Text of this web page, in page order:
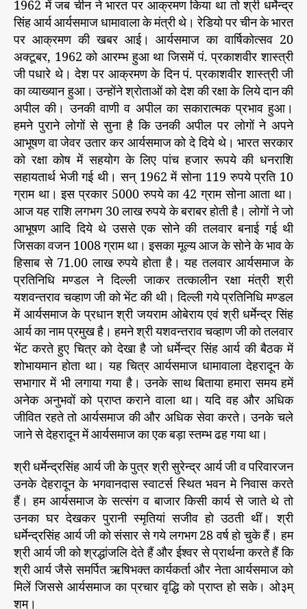
1962 में जब चीन ने भारत पर आक्रमण किया था तो श्री धर्मेन्द्र
सिंह आर्य आर्यसमाज धामावाला के मंत्री थे। रेडियो पर चीन के भारत
पर आक्रमण की खबर आई। आर्यसमाज का वार्षिकोत्सव 20
अक्टूबर, 1962 को आरम्भ हुआ था जिसमें पं. प्रकाशवीर शास्त्री
जी पधारे थे। देश पर आक्रमण के दिन पं. प्रकाशवीर शास्त्री जी
का व्याख्यान हुआ। उन्होंने श्रोताओं को देश की रक्षा के लिये दान की
अपील की। उनकी वाणी व अपील का सकारात्मक प्रभाव हुआ।
हमने पुराने लोगों से सुना है कि उनकी अपील पर लोगों ने अपने
आभूषण वा जेवर उतार कर आर्यसमाज को दे दिये थे। भारत सरकार
को रक्षा कोष में सहयोग के लिए पांच हजार रूपये की धनराशि
सहायतार्थ भेजी गई थी। सन् 1962 में सोना 119 रुपये प्रति 10
ग्राम था। इस प्रकार 5000 रुपये का 42 ग्राम सोना आता था।
आज यह राशि लगभग 30 लाख रुपये के बराबर होती है। लोगों ने जो
आभूषण आदि दिये थे उससे एक सोने की तलवार बनाई गई थी
जिसका वजन 1008 ग्राम था। इसका मूल्य आज के सोने के भाव के
हिसाब से 71.00 लाख रुपये होता है। यह तलवार आर्यसमाज के
प्रतिनिधि मण्डल ने दिल्ली जाकर तत्कालीन रक्षा मंत्री श्री
यशवन्तराव चव्हाण जी को भेंट की थी। दिल्ली गये प्रतिनिधि मण्डल
में आर्यसमाज के प्रधान श्री जयराम ओबेराय एवं श्री धर्मेन्द्र सिंह
आर्य का नाम प्रमुख है। हमने श्री यशवन्तराव चव्हाण जी को तलवार
भेंट करते हुए चित्र को देखा है जो धर्मेन्द्र सिंह आर्य की बैठक में
शोभायमान होता था। यह चित्र आर्यसमाज धामावाला देहरादून के
सभागार में भी लगाया गया है। उनके साथ बिताया हमारा समय हमें
अनेक अनुभवों को प्राप्त कराने वाला था। यदि वह और अधिक
जीवित रहते तो आर्यसमाज की और अधिक सेवा करते। उनके चले
जाने से देहरादून में आर्यसमाज का एक बड़ा स्तम्भ ढह गया था।
श्री धर्मेन्द्रसिंह आर्य जी के पुत्र श्री सुरेन्द्र आर्य जी व परिवारजन
उनके देहरादून के भगवानदास स्वाटर्स स्थित भवन मे निवास करते
हैं। हम आर्यसमाज के सत्संग व बाजार किसी कार्य से जाते थे तो
उनका घर देखकर पुरानी स्मृतियां सजीव हो उठती थीं। श्री
धर्मेन्द्रसिंह आर्य जी को संसार से गये लगभग 28 वर्ष हो चुके हैं। हम
श्री आर्य जी को श्रद्धांजलि देते हैं और ईश्वर से प्रार्थना करते हैं कि
श्री आर्य जैसे समर्पित ऋषिभक्त कार्यकर्ता और नेता आर्यसमाज को
मिलें जिससे आर्यसमाज का प्रचार वृद्धि को प्राप्त हो सके। ओ३म्
शम्।